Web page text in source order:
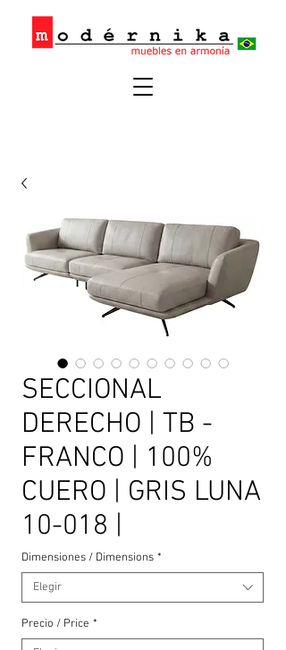
SECCIONAL
DERECHO | TB -
FRANCO | 100%
CUERO | GRIS LUNA
10-018 |
Dimensiones / Dimensions *
Elegir
Precio / Price *